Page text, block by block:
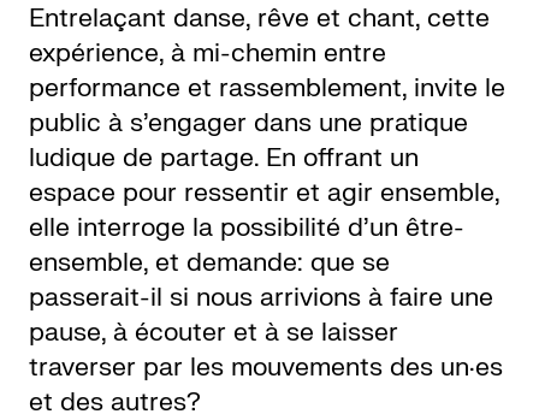
Entrelaçant danse, rêve et chant, cette
expérience, à mi-chemin entre
performance et rassemblement, invite le
public à s’engager dans une pratique
ludique de partage. En offrant un
espace pour ressentir et agir ensemble,
elle interroge la possibilité d’un être-
ensemble, et demande: que se
passerait-il si nous arrivions à faire une
pause, à écouter et à se laisser
traverser par les mouvements des un·es
et des autres?